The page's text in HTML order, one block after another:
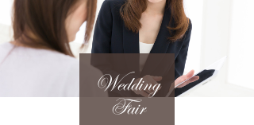
Wedding
Fair